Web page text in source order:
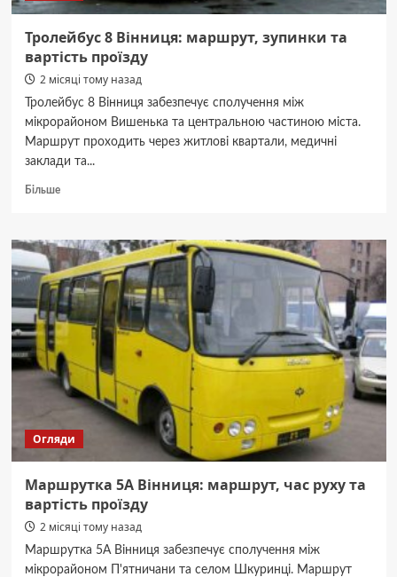
Тролейбус 8 Вінниця: маршрут, зупинки та
вартість проїзду
2 місяці тому назад
Тролейбус 8 Вінниця забезпечує сполучення між
мікрорайоном Вишенька та центральною частиною міста.
Маршрут проходить через житлові квартали, медичні
заклади та...
БільшеДокладніше
8
Вінниця:
маршрут,
зупинки
та
вартість
проїзду
Огляди
Маршрутка 5А Вінниця: маршрут, час руху та
вартість проїзду
2 місяці тому назад
Маршрутка 5А Вінниця забезпечує сполучення між
мікрорайоном П'ятничани та селом Шкуринці. Маршрут